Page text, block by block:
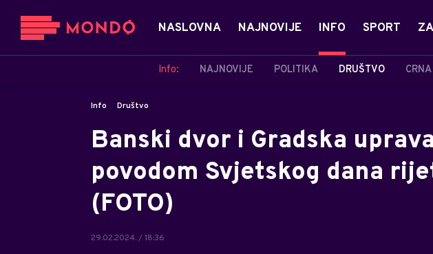
NASLOVNA NAJNOVIJE INFO
Info: NAJNOVIJE POLITIKA DRUŠTVO
SPORT
Info Društvo
Banski dvor i Gradska
povodom Svjetskog dana
(FOTO)
29.02.2024. / 18:36